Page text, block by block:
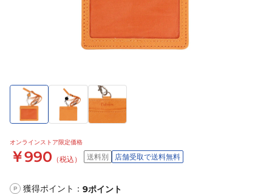
オンラインストア限定価格
￥990 （税込） 送料別 店舗受取で送料無料
P 獲得ポイント： 9ポイント